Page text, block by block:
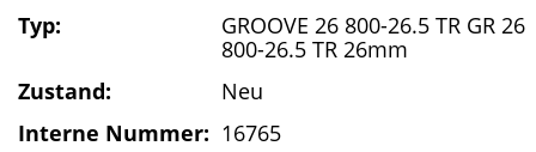
Typ:
GROOVE 26 800-26.5 TR GR 26
800-26.5 TR 26mm
Zustand:
Neu
Interne Nummer: 16765